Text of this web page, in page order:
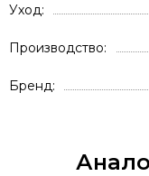
Уход
Производство
Бренд